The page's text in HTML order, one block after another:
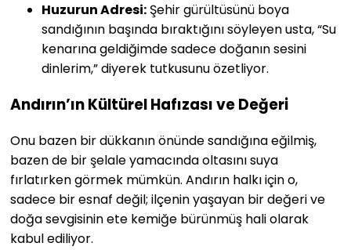
Huzurun Adresi: Şehir gürültüsünü boya
sandığının başında bıraktığını söyleyen usta, “Su
kenarına geldiğimde sadece doğanın sesini
dinlerim,” diyerek tutkusunu özetliyor.
Andırın’ın Kültürel Hafızası ve Değeri
Onu bazen bir dükkanın önünde sandığına eğilmiş,
bazen de bir şelale yamacında oltasını suya
fırlatırken görmek mümkün. Andırın halkı için o,
sadece bir esnaf değil; ilçenin yaşayan bir değeri ve
doğa sevgisinin ete kemiğe bürünmüş hali olarak
kabul ediliyor.